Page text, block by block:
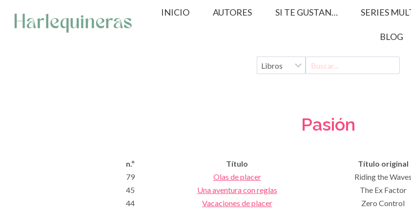
contenido
INICIO AUTORES SI TE GUSTAN… SERIES
BLOG
Pasión
n.º Título Título original
79
Olas de placer Riding the Waves
45
Una aventura con reglas The Ex Factor
44
Vacaciones de placer Zero Control